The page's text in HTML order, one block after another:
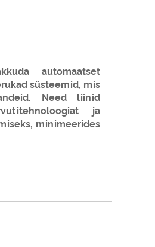
automaatset
süsteemid, mis
Need liinid
ja
minimeerides